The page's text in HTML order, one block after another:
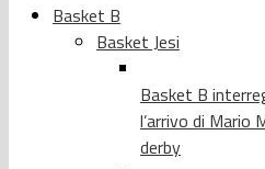
Basket B
Basket Jesi
Basket B
l’arrivo di Mario
derby